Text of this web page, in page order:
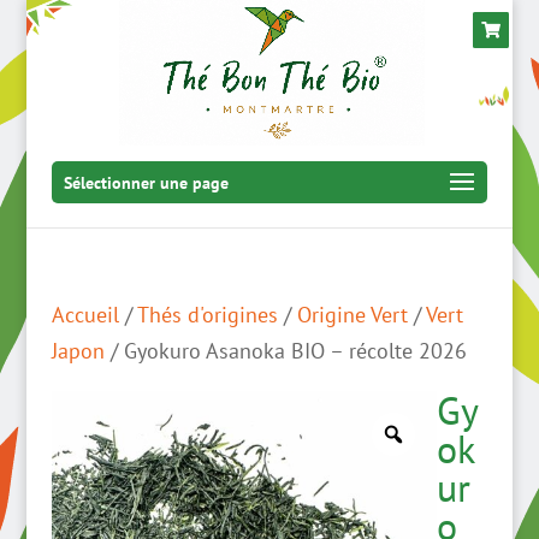
Sélectionner une page
Accueil/Thés d'origines / Origine Vert/Vert
Japon / Gyokuro Asanoka BIO – récolte 2026
Gy
ok
ur
o